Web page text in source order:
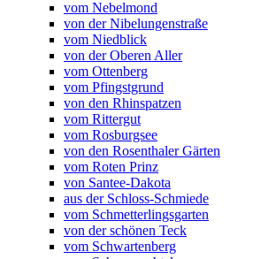
vom Nebelmond
von der Nibelungenstraße
vom Niedblick
von der Oberen Aller
vom Ottenberg
vom Pfingstgrund
von den Rhinspatzen
vom Rittergut
vom Rosburgsee
von den Rosenthaler Gärten
vom Roten Prinz
von Santee-Dakota
aus der Schloss-Schmiede
vom Schmetterlingsgarten
von der schönen Teck
vom Schwartenberg